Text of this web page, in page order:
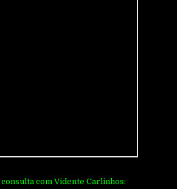
consulta com Vidente Carlinhos: